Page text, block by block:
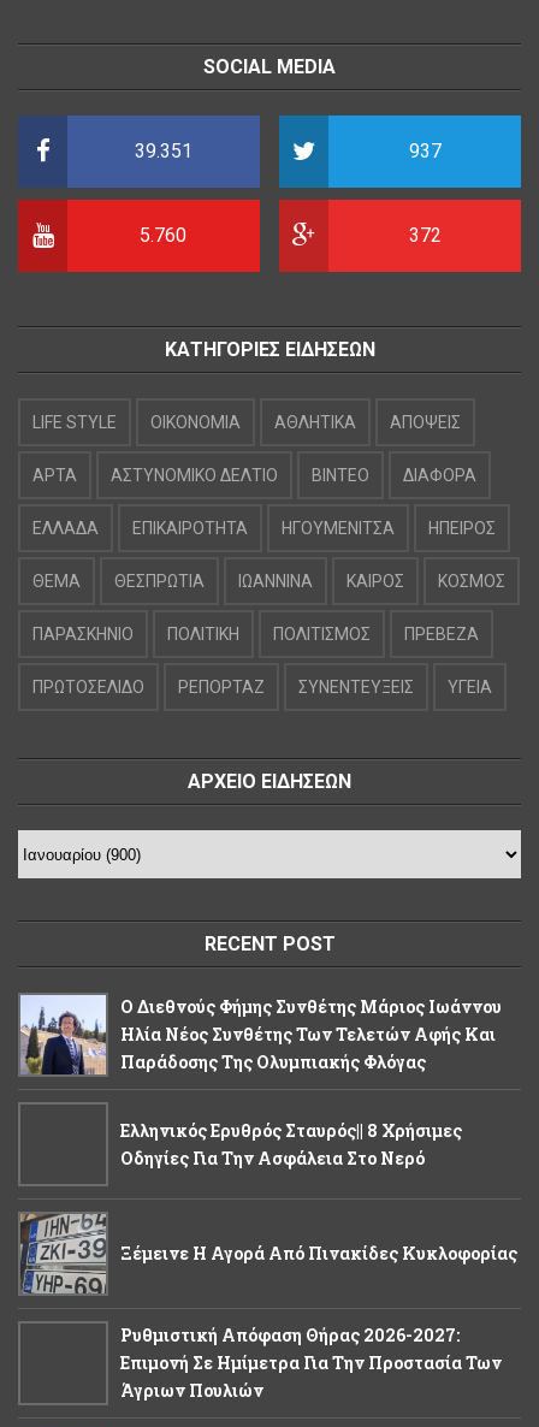
SOCIAL MEDIA
39.351 937
5.760 372
ΚΑΤΗΓΟΡΙΕΣ ΕΙΔΗΣΕΩΝ
LIFE STYLE OIKONOMIA ΑΘΛΗΤΙΚΑ ΑΠΟΨΕΙΣ
ΑΡΤΑ ΑΣΤΥΝΟΜΙΚΟ ΔΕΛΤΙΟ ΒΙΝΤΕΟ ΔΙΑΦΟΡΑ
ΕΛΛΑΔΑ ΕΠΙΚΑΙΡΟΤΗΤΑ ΗΓΟΥΜΕΝΙΤΣΑ ΗΠΕΙΡΟΣ
ΘΕΜΑ ΘΕΣΠΡΩΤΙΑ ΙΩΑΝΝΙΝΑ ΚΑΙΡΟΣ ΚΟΣΜΟΣ
ΠΑΡΑΣΚΗΝΙΟ ΠΟΛΙΤΙΚΗ ΠΟΛΙΤΙΣΜΟΣ ΠΡΕΒΕΖΑ
ΠΡΩΤΟΣΕΛΙΔΟ ΡΕΠΟΡΤΑΖ ΣΥΝΕΝΤΕΥΞΕΙΣ ΥΓΕΙΑ
ΑΡΧΕΙΟ ΕΙΔΗΣΕΩΝ
RECENT POST
Ο Διεθνούς Φήμης Συνθέτης Μάριος Ιωάννου
Ηλία Νέος Συνθέτης Των Τελετών Αφής Και
Παράδοσης Της Ολυμπιακής Φλόγας
Ελληνικός Ερυθρός Σταυρός|| 8 Χρήσιμες
Οδηγίες Για Την Ασφάλεια Στο Νερό
Ξέμεινε Η Αγορά Από Πινακίδες Κυκλοφορίας
Ρυθμιστική Απόφαση Θήρας 2026-2027:
Eπιμονή Σε Ημίμετρα Για Την Προστασία Των
Άγριων Πουλιών